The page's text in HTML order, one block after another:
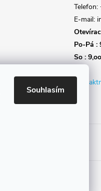
Souhlasím
E-mail:
Po-Pá :
So :